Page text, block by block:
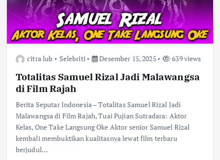
citra lub Selebriti Desember 15, 2025 639 views
Totalitas Samuel Rizal Jadi Malawangsa
di Film Rajah
Berita Seputar Indonesia – Totalitas Samuel Rizal Jadi
Malawangsa di Film Rajah, Tuai Pujian Sutradara: Aktor
Kelas, One Take Langsung Oke Aktor senior Samuel Rizal
kembali membuktikan kualitasnya lewat film terbaru
berjudul…